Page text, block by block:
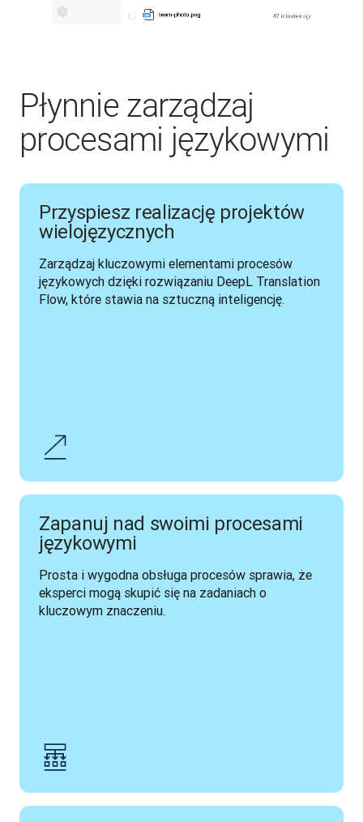
Płynnie zarządzaj
procesami językowymi
Przyspiesz realizację projektów
wielojęzycznych
Zarządzaj kluczowymi elementami procesów
językowych dzięki rozwiązaniu DeepL Translation
Flow, które stawia na sztuczną inteligencję.
Zapanuj nad swoimi procesami
językowymi
Prosta i wygodna obsługa procesów sprawia, że
eksperci mogą skupić się na zadaniach o
kluczowym znaczeniu.